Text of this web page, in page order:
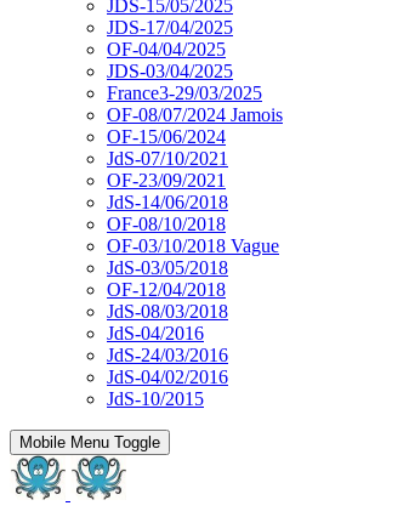
JDS-15/05/2025
JDS-17/04/2025
OF-04/04/2025
JDS-03/04/2025
France3-29/03/2025
OF-08/07/2024 Jamois
OF-15/06/2024
JdS-07/10/2021
OF-23/09/2021
JdS-14/06/2018
OF-08/10/2018
OF-03/10/2018 Vague
JdS-03/05/2018
OF-12/04/2018
JdS-08/03/2018
JdS-04/2016
JdS-24/03/2016
JdS-04/02/2016
JdS-10/2015
Mobile Menu Toggle